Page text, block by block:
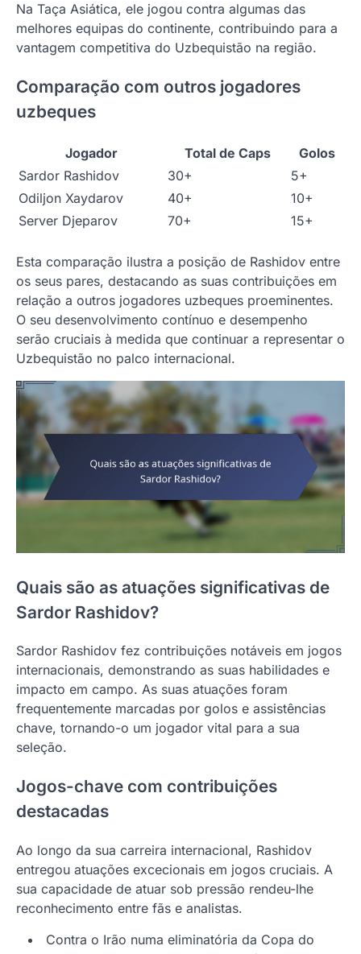
Na Taça Asiática, ele jogou contra algumas das
melhores equipas do continente, contribuindo para a
vantagem competitiva do Uzbequistão na região.
Comparação com outros jogadores
uzbeques
Jogador Total de Caps
Golos
Sardor Rashidov
30+
5+
Odiljon Xaydarov
40+
10+
Server Djeparov
70+ 15+
Esta comparação ilustra a posição de Rashidov entre
os seus pares, destacando as suas contribuições em
relação a outros jogadores uzbeques proeminentes.
O seu desenvolvimento contínuo e desempenho
serão cruciais à medida que continuar a representar o
Uzbequistão no palco internacional.
Quais são as atuações significativas de
Sardor Rashidov?
Sardor Rashidov fez contribuições notáveis em jogos
internacionais, demonstrando as suas habilidades e
impacto em campo. As suas atuações foram
frequentemente marcadas por golos e assistências
chave, tornando-o um jogador vital para a sua
seleção.
Jogos-chave com contribuições
destacadas
Ao longo da sua carreira internacional, Rashidov
entregou atuações excecionais em jogos cruciais. A
sua capacidade de atuar sob pressão rendeu-lhe
reconhecimento entre fãs e analistas.
Contra o Irão numa eliminatória da Copa do